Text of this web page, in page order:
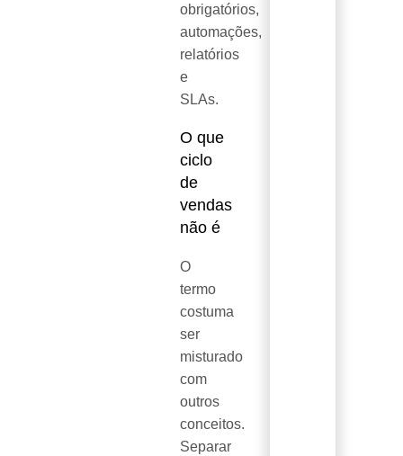
obrigatórios,
automações,
relatórios
e
SLAs.
O que
ciclo
de
vendas
não é
O
termo
costuma
ser
misturado
com
outros
conceitos.
Separar